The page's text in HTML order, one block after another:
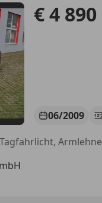
€ 4 890
06/2009